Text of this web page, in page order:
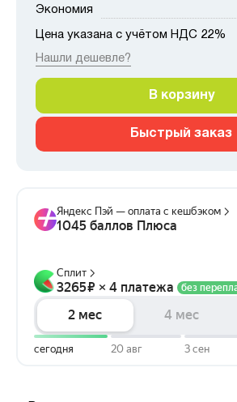
Экономия
Цена указана с учётом НДС 22%
Нашли дешевле?
В корзину
Быстрый заказ